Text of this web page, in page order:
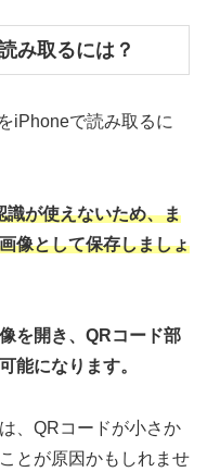
み取るには？
iPhoneで読み取るに
識が使えないため、ま
像として保存しましょ
を開き、QRコード部
能になります。
、QRコードが小さか
とが原因かもしれませ